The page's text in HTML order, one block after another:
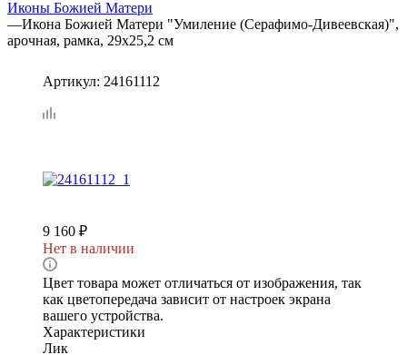
Иконы Божией Матери
—Икона Божией Матери "Умиление (Серафимо-Дивеевская)",
арочная, рамка, 29х25,2 см
Артикул: 24161112
9 160 ₽
Нет в наличии
Цвет товара может отличаться от изображения, так
как цветопередача зависит от настроек экрана
вашего устройства.
Характеристики
Лик